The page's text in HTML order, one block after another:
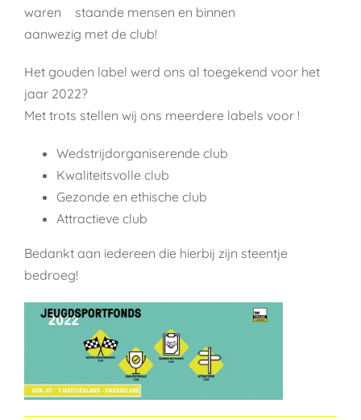
waren
aanwezig met de club!
Het gouden label werd ons al toegekend voor het
jaar 2022?
Met trots stellen wij ons meerdere labels voor !
Wedstrijdorganiserende club
Kwaliteitsvolle club
Gezonde en ethische club
Attractieve club
Bedankt aan iedereen die hierbij zijn steentje
bedroeg!